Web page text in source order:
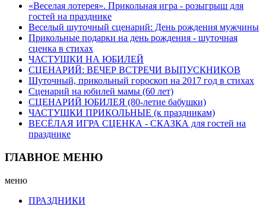
«Веселая лотерея». Прикольная игра - розыгрыш для
гостей на празднике
Веселый шуточный сценарий: День рождения мужчины
Прикольные подарки на день рождения - шуточная
сценка в стихах
ЧАСТУШКИ НА ЮБИЛЕЙ
СЦЕНАРИЙ: ВЕЧЕР ВСТРЕЧИ ВЫПУСКНИКОВ
Шуточный, прикольный гороскоп на 2017 год в стихах
Сценарий на юбилей мамы (60 лет)
СЦЕНАРИЙ ЮБИЛЕЯ (80-летие бабушки)
ЧАСТУШКИ ПРИКОЛЬНЫЕ (к праздникам)
ВЕСЁЛАЯ ИГРА СЦЕНКА - СКАЗКА для гостей на
празднике
ГЛАВНОЕ МЕНЮ
меню
ПРАЗДНИКИ